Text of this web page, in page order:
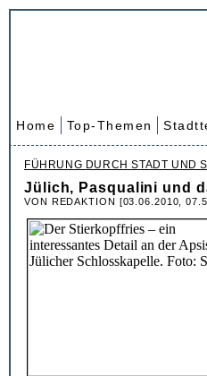
Home Top-Themen
FÜHRUNG DURCH STADT UND
Jülich, Pasqualini und
VON REDAKTION [03.06.2010,